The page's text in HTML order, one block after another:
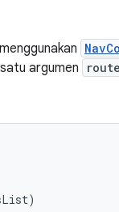
argumen route
)